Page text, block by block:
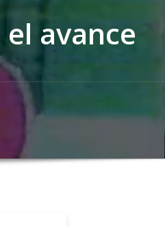
avance